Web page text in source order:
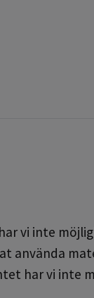
vi inte
använda
har vi inte